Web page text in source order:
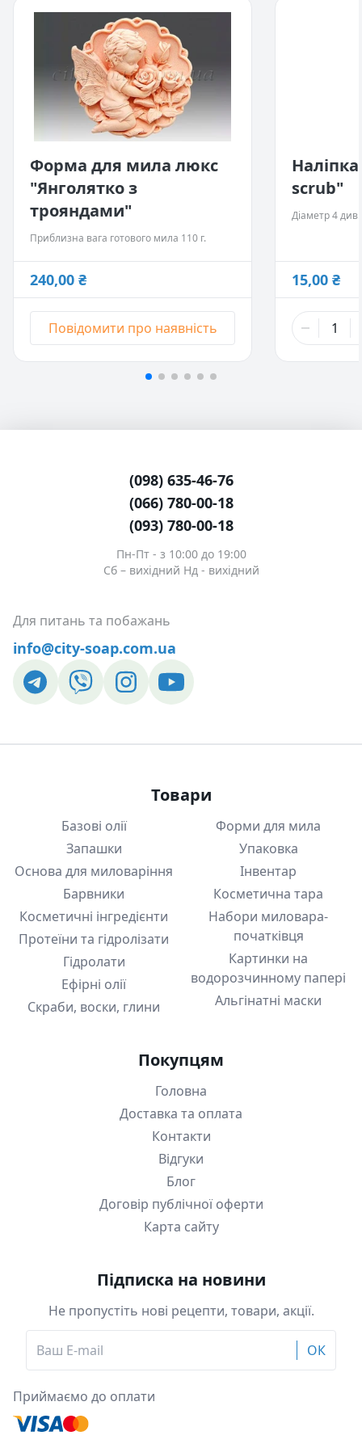
Форма для мила люкс
"Янголятко з
трояндами"
Приблизна вага готового мила 110 г.
240,00 ₴
Повідомити про наявність
scrub"
Діаметр 4 див.
15,00 ₴
(098) 635-46-76
(066) 780-00-18
(093) 780-00-18
Пн-Пт - з 10:00 до 19:00
Сб – вихідний Нд - вихідний
Для питань та побажань
info@city-soap.com.ua
Товари
Базові олії
Запашки
Основа для миловаріння
Барвники
Косметичні інгредієнти
Протеїни та гідролізати
Гідролати
Ефірні олії
Скраби, воски, глини
Форми для мила
Упаковка
Інвентар
Косметична тара
Набори миловара-
початківця
Картинки на
водорозчинному папері
Альгінатні маски
Покупцям
Головна
Доставка та оплата
Контакти
Відгуки
Блог
Договір публічної оферти
Карта сайту
Підписка на новини
Не пропустіть нові рецепти, товари, акції.
ОК
Приймаємо до оплати